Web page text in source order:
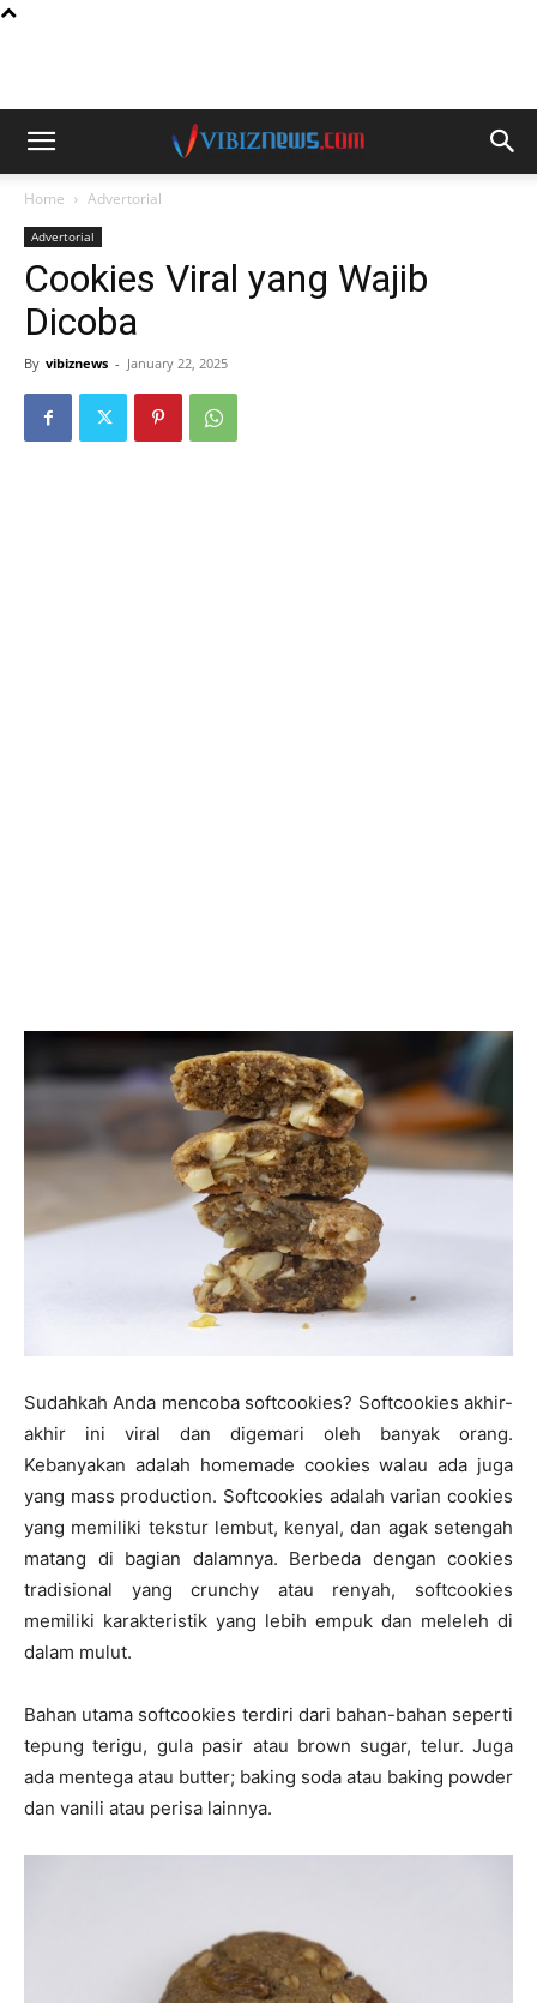
Home Advertorial
Advertorial
Cookies Viral yang Wajib
Dicoba
By vibiznews - January 22, 2025
Sudahkah Anda mencoba softcookies? Softcookies akhir-
akhir ini viral dan digemari oleh banyak orang.
Kebanyakan adalah homemade cookies walau ada juga
yang mass production. Softcookies adalah varian cookies
yang memiliki tekstur lembut, kenyal, dan agak setengah
matang di bagian dalamnya. Berbeda dengan cookies
tradisional yang crunchy atau renyah, softcookies
memiliki karakteristik yang lebih empuk dan meleleh di
dalam mulut.
Bahan utama softcookies terdiri dari bahan-bahan seperti
tepung terigu, gula pasir atau brown sugar, telur. Juga
ada mentega atau butter; baking soda atau baking powder
dan vanili atau perisa lainnya.